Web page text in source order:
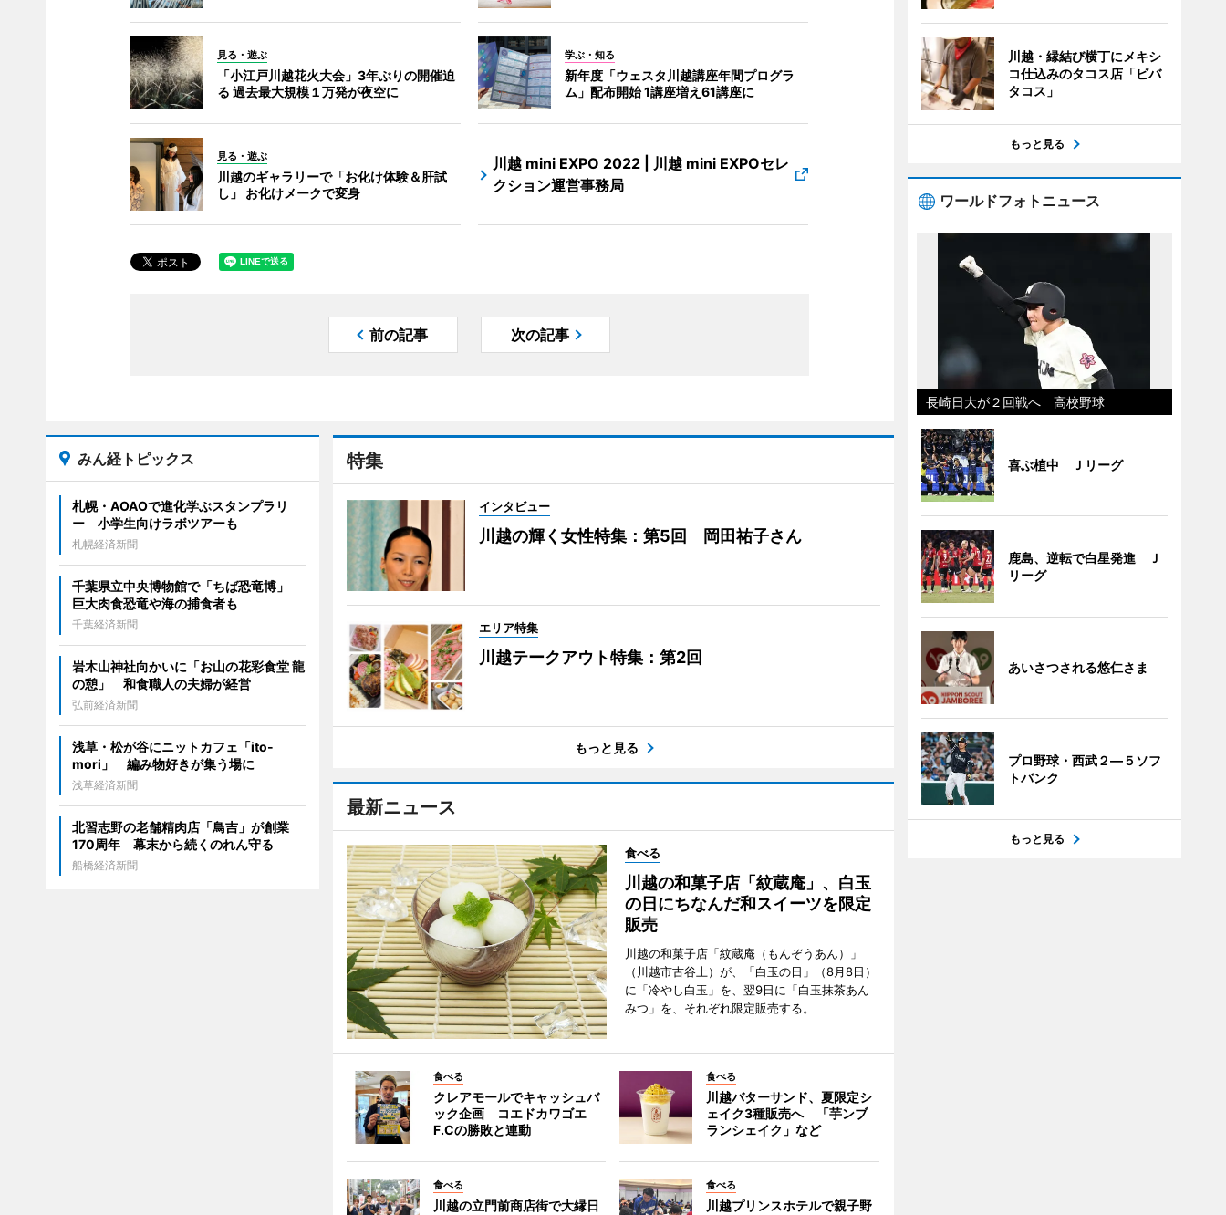
見る・遊ぶ
「小江戸川越花火大会」3年ぶりの開催迫
る 過去最大規模１万発が夜空に
学ぶ・知る
新年度「ウェスタ川越講座年間プログラ
ム」配布開始 1講座増え61講座に
見る・遊ぶ
川越のギャラリーで「お化け体験＆肝試
し」 お化けメークで変身
川越 mini EXPO 2022 | 川越 mini EXPOセレ
クション運営事務局
前の記事 次の記事
特集
インタビュー
川越の輝く女性特集：第5回 岡田祐子さん
エリア特集
川越テークアウト特集：第2回
もっと見る
最新ニュース
食べる
川越の和菓子店「紋蔵庵」、白玉
の日にちなんだ和スイーツを限定
販売
川越の和菓子店「紋蔵庵（もんぞうあん）」
（川越市古谷上）が、「白玉の日」（8月8日）
に「冷やし白玉」を、翌9日に「白玉抹茶あん
みつ」を、それぞれ限定販売する。
食べる
クレアモールでキャッシュバ
ック企画 コエドカワゴエ
F.Cの勝敗と連動
食べる
川越バターサンド、夏限定シ
ェイク3種販売へ 「芋ンブ
ランシェイク」など
食べる
川越の立門前商店街で大縁日
食べる
川越プリンスホテルで親子野
みん経トピックス
札幌・AOAOで進化学ぶスタンプラリ
ー 小学生向けラボツアーも
札幌経済新聞
千葉県立中央博物館で「ちば恐竜博」
巨大肉食恐竜や海の捕食者も
千葉経済新聞
岩木山神社向かいに「お山の花彩食堂 龍
の憩」 和食職人の夫婦が経営
弘前経済新聞
浅草・松が谷にニットカフェ「ito-
mori」 編み物好きが集う場に
浅草経済新聞
北習志野の老舗精肉店「鳥吉」が創業
170周年 幕末から続くのれん守る
船橋経済新聞
川越・縁結び横丁にメキシ
コ仕込みのタコス店「ビバ
タコス」
もっと見る
ワールドフォトニュース
長崎日大が２回戦へ 高校野球
喜ぶ植中 Ｊリーグ
鹿島、逆転で白星発進 Ｊ
リーグ
あいさつされる悠仁さま
プロ野球・西武２―５ソフ
トバンク
もっと見る